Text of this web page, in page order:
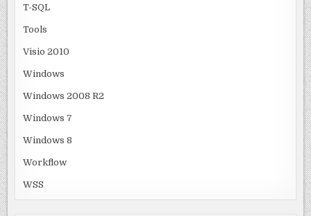
T-SQL
Tools
Visio 2010
Windows
Windows 2008 R2
Windows 7
Windows 8
Workflow
WSS